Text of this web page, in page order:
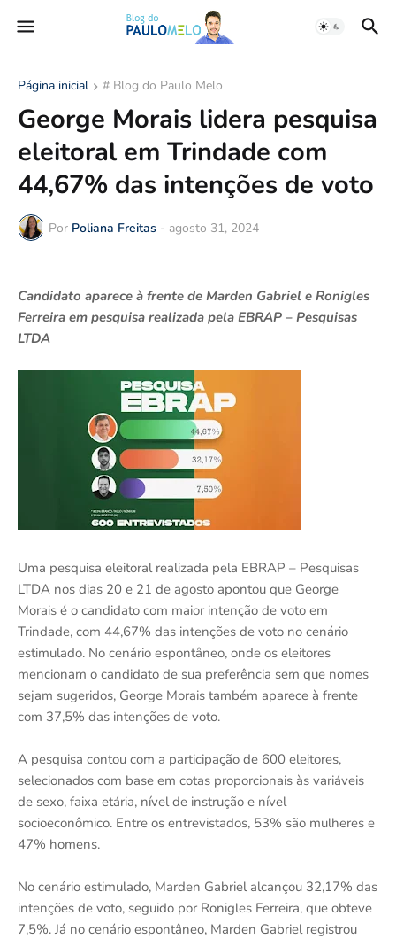
Página inicial # Blog do Paulo Melo
George Morais lidera pesquisa
eleitoral em Trindade com
44,67% das intenções de voto
Por Poliana Freitas - agosto 31, 2024
Candidato aparece à frente de Marden Gabriel e Ronigles
Ferreira em pesquisa realizada pela EBRAP – Pesquisas
LTDA
Uma pesquisa eleitoral realizada pela EBRAP – Pesquisas
LTDA nos dias 20 e 21 de agosto apontou que George
Morais é o candidato com maior intenção de voto em
Trindade, com 44,67% das intenções de voto no cenário
estimulado. No cenário espontâneo, onde os eleitores
mencionam o candidato de sua preferência sem que nomes
sejam sugeridos, George Morais também aparece à frente
com 37,5% das intenções de voto.
A pesquisa contou com a participação de 600 eleitores,
selecionados com base em cotas proporcionais às variáveis
de sexo, faixa etária, nível de instrução e nível
socioeconômico. Entre os entrevistados, 53% são mulheres e
47% homens.
No cenário estimulado, Marden Gabriel alcançou 32,17% das
intenções de voto, seguido por Ronigles Ferreira, que obteve
7,5%. Já no cenário espontâneo, Marden Gabriel registrou